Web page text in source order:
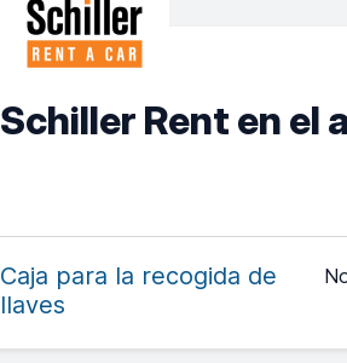
Schiller Rent en el
Caja para la recogida de
llaves